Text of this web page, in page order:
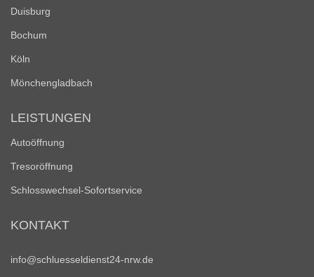
Duisburg
Bochum
Köln
Mönchengladbach
LEISTUNGEN
Autoöffnung
Tresoröffnung
Schlosswechsel-Sofortservice
KONTAKT
info@schluesseldienst24-nrw.de